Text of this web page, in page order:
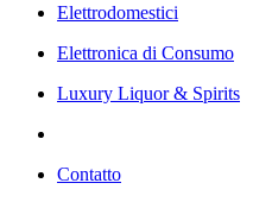
Elettrodomestici
Elettronica di Consumo
Luxury Liquor & Spirits
Contatto